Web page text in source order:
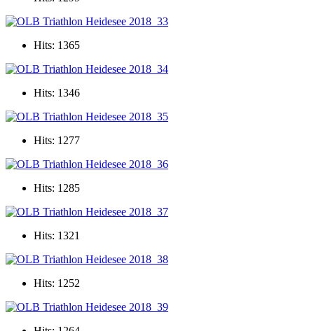
Hits: 1365
Hits: 1346
Hits: 1277
Hits: 1285
Hits: 1321
Hits: 1252